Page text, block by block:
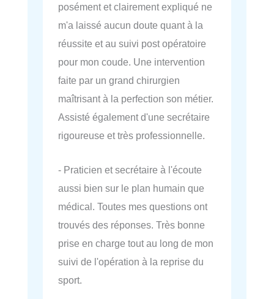
posément et clairement expliqué ne
m'a laissé aucun doute quant à la
réussite et au suivi post opératoire
pour mon coude. Une intervention
faite par un grand chirurgien
maîtrisant à la perfection son métier.
Assisté également d'une secrétaire
rigoureuse et très professionnelle.
- Praticien et secrétaire à l'écoute
aussi bien sur le plan humain que
médical. Toutes mes questions ont
trouvés des réponses. Très bonne
prise en charge tout au long de mon
suivi de l'opération à la reprise du
sport.